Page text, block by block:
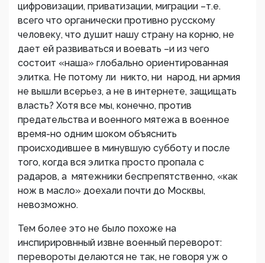
цифровизации, приватизации, миграции –т.е.
всего что органически противно русскому
человеку, что душит нашу страну на корню, не
дает ей развиваться и воевать –и из чего
состоит «наша» глобально ориентированная
элитка. Не потому ли никто, ни народ, ни армия
не вышли всерьез, а не в интернете, защищать
власть? Хотя все мы, конечно, против
предательства и военного мятежа в военное
время-но одним шоком объяснить
происходившее в минувшую субботу и после
того, когда вся элитка просто пропала с
радаров, а мятежники беспрепятственно, «как
нож в масло» доехали почти до Москвы,
невозможно.
Тем более это не было похоже на
инспирировнный извне военный переворот:
перевороты делаются не так, не говоря уж о